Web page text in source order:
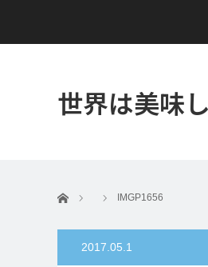
世界は美味
ホーム IMGP1656
2017.05.1